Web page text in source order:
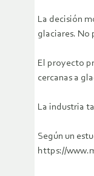
La decisión
glaciares. No
El proyecto
cercanas a
La industria
Según un
https://